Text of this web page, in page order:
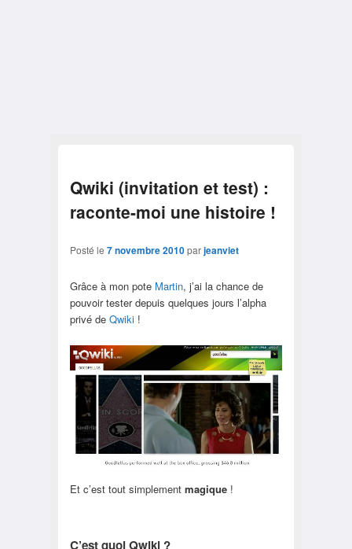
Qwiki (invitation et test) :
raconte-moi une histoire !
Posté le 7 novembre 2010parjeanviet
Grâce à mon pote Martin, j’ai la chance de
pouvoir tester depuis quelques jours l’alpha
privé de Qwiki!
Et c’est tout simplement magique!
C’est quoi Qwiki ?